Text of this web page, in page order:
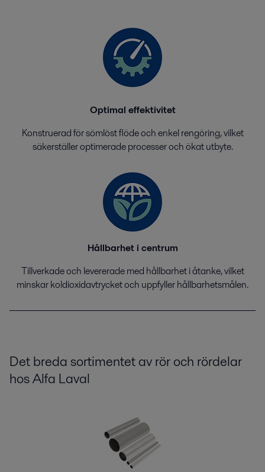
Optimal effektivitet
Konstruerad för sömlöst flöde och enkel rengöring, vilket
säkerställer optimerade processer och ökat utbyte.
Hållbarhet i centrum
Tillverkade och levererade med hållbarhet i åtanke, vilket
minskar koldioxidavtrycket och uppfyller hållbarhetsmålen.
Det breda sortimentet av rör och rördelar
hos Alfa Laval